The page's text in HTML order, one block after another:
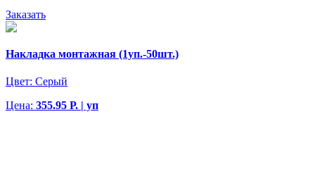
Заказать
Накладка монтажная (1уп.-50шт.)
Цвет: Серый
Цена: 355.95 Р. | уп